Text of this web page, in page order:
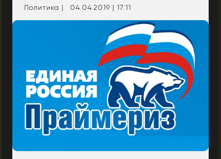
Политика | 04.04.2019 | 17:11